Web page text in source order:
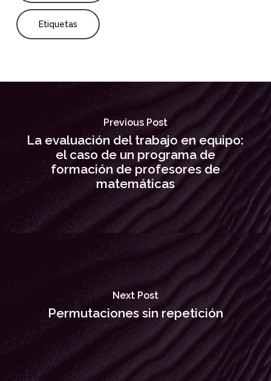
Etiquetas
Previous Post
La evaluación del trabajo en equipo:
el caso de un programa de
formación de profesores de
matemáticas
Next Post
Permutaciones sin repetición